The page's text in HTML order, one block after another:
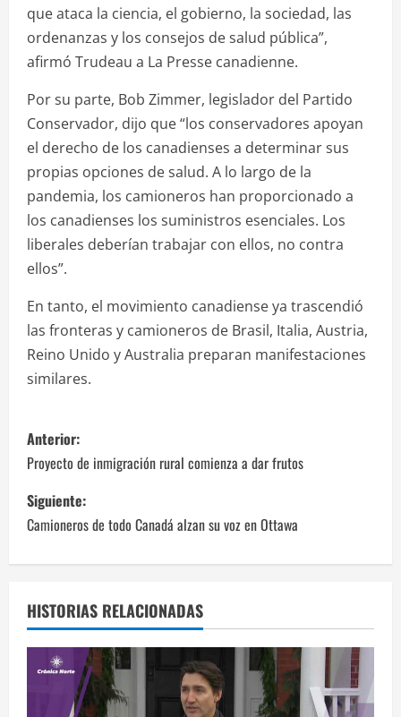
que ataca la ciencia, el gobierno, la sociedad, las
ordenanzas y los consejos de salud pública”,
afirmó Trudeau a La Presse canadienne.
Por su parte, Bob Zimmer, legislador del Partido
Conservador, dijo que “los conservadores apoyan
el derecho de los canadienses a determinar sus
propias opciones de salud. A lo largo de la
pandemia, los camioneros han proporcionado a
los canadienses los suministros esenciales. Los
liberales deberían trabajar con ellos, no contra
ellos”.
En tanto, el movimiento canadiense ya trascendió
las fronteras y camioneros de Brasil, Italia, Austria,
Reino Unido y Australia preparan manifestaciones
similares.
N
a
v
e
a
c
Anterior:
Proyecto de inmigración rural comienza a dar frutos
Siguiente:
Camioneros de todo Canadá alzan su voz en Ottawa
HISTORIAS RELACIONADAS